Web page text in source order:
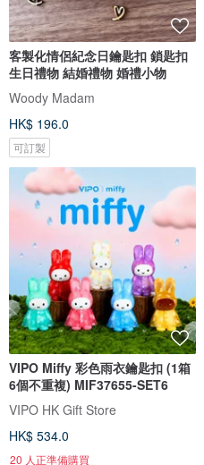
客製化情侶紀念日鑰匙扣 鎖匙扣
生日禮物 結婚禮物 婚禮小物
Woody Madam
HK$ 196.0
可訂製
VIPO Miffy 彩色雨衣鑰匙扣 (1箱
6個不重複) MIF37655-SET6
VIPO HK Gift Store
HK$ 534.0
20 人正準備購買